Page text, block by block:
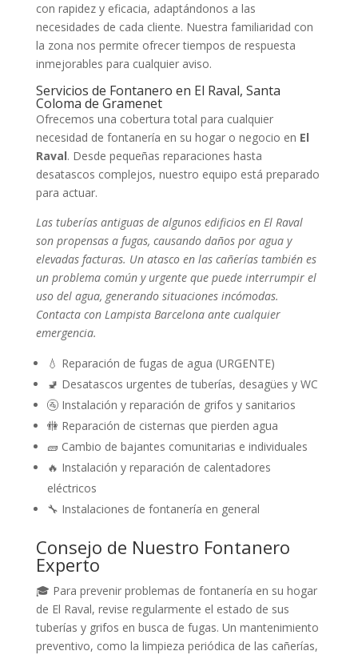
con rapidez y eficacia, adaptándonos a las
necesidades de cada cliente. Nuestra familiaridad con
la zona nos permite ofrecer tiempos de respuesta
inmejorables para cualquier aviso.
Servicios de Fontanero en El Raval, Santa
Coloma de Gramenet
Ofrecemos una cobertura total para cualquier
necesidad de fontanería en su hogar o negocio en El
Raval. Desde pequeñas reparaciones hasta
desatascos complejos, nuestro equipo está preparado
para actuar.
Las tuberías antiguas de algunos edificios en El Raval
son propensas a fugas, causando daños por agua y
elevadas facturas. Un atasco en las cañerías también es
un problema común y urgente que puede interrumpir el
uso del agua, generando situaciones incómodas.
Contacta con Lampista Barcelona ante cualquier
emergencia.
💧 Reparación de fugas de agua (URGENTE)
🚽 Desatascos urgentes de tuberías, desagües y WC
🚰 Instalación y reparación de grifos y sanitarios
🚻 Reparación de cisternas que pierden agua
🧱 Cambio de bajantes comunitarias e individuales
🔥 Instalación y reparación de calentadores
eléctricos
🔧 Instalaciones de fontanería en general
Consejo de Nuestro Fontanero
Experto
🎓 Para prevenir problemas de fontanería en su hogar
de El Raval, revise regularmente el estado de sus
tuberías y grifos en busca de fugas. Un mantenimiento
preventivo, como la limpieza periódica de las cañerías,